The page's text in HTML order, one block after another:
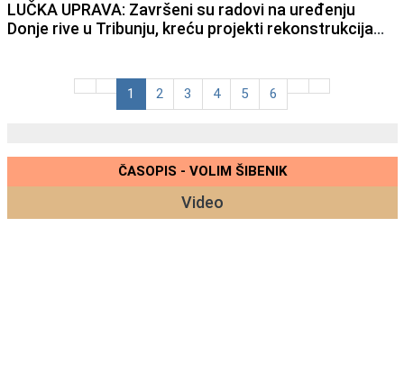
LUČKA UPRAVA: Završeni su radovi na uređenju
Donje rive u Tribunju, kreću projekti rekonstrukcija
1 2 3 4 5 6
ČASOPIS - VOLIM ŠIBENIK
Video